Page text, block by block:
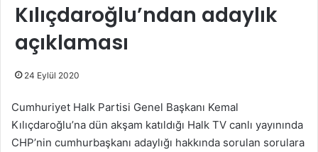
Kılıçdaroğlu’ndan adaylık
açıklaması
24 Eylül 2020
Cumhuriyet Halk Partisi Genel Başkanı Kemal
Kılıçdaroğlu’na dün akşam katıldığı Halk TV canlı yayınında
CHP’nin cumhurbaşkanı adaylığı hakkında sorulan sorulara